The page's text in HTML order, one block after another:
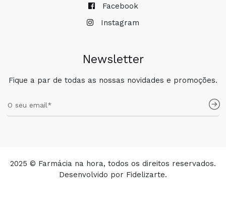
Facebook
Instagram
Newsletter
Fique a par de todas as nossas novidades e promoções.
2025 © Farmácia na hora, todos os direitos reservados.
Desenvolvido por Fidelizarte.